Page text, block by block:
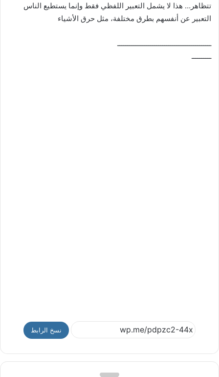
تتظاهر… هذا لا يشمل التعبير اللفظي فقط وإنما يستطيع الناس
التعبير عن أنفسهم بطرق مختلفة، مثل حرق الأشياء
ــــــــــــــــــــــــــــــــــــــــــــــــ
ــــــــــ
نسخ الرابط